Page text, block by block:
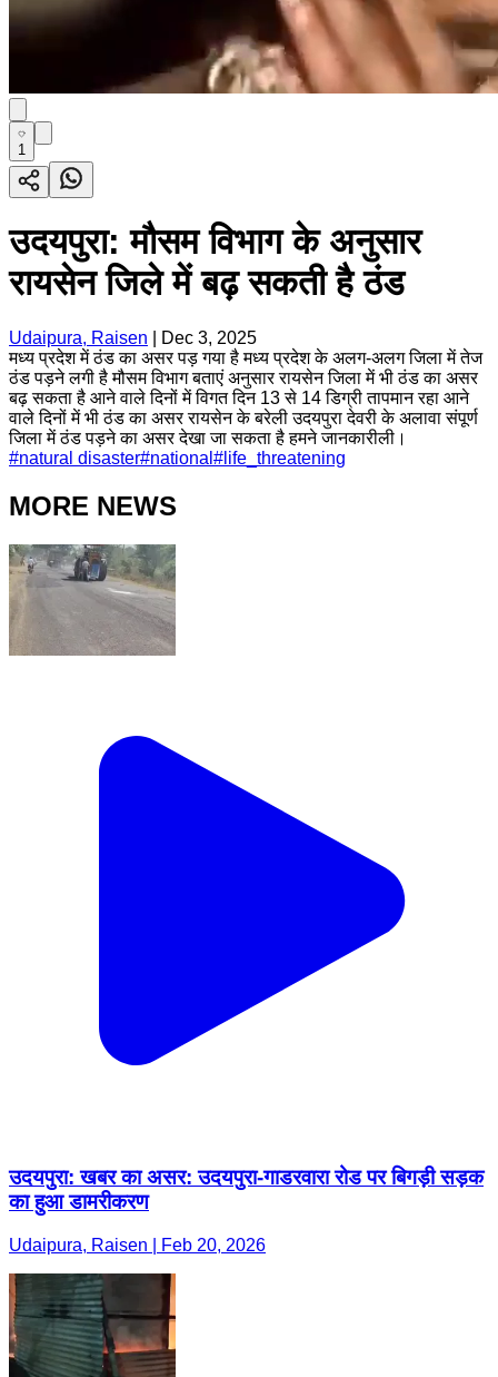
1
उदयपुरा: मौसम विभाग के अनुसार
रायसेन जिले में बढ़ सकती है ठंड
Udaipura, Raisen
Dec 3, 2025
मध्य प्रदेश में ठंड का असर पड़ गया है मध्य प्रदेश के अलग-अलग जिला में तेज
ठंड पड़ने लगी है मौसम विभाग बताएं अनुसार रायसेन जिला में भी ठंड का असर
बढ़ सकता है आने वाले दिनों में विगत दिन 13 से 14 डिग्री तापमान रहा आने
वाले दिनों में भी ठंड का असर रायसेन के बरेली उदयपुरा देवरी के अलावा संपूर्ण
जिला में ठंड पड़ने का असर देखा जा सकता है हमने जानकारीली।
#natural disaster#national # life_threatening
MORE NEWS
उदयपुरा: खबर का असर: उदयपुरा-गाडरवारा रोड पर बिगड़ी सड़क
का हुआ डामरीकरण
Udaipura, Raisen | Feb 20, 2026